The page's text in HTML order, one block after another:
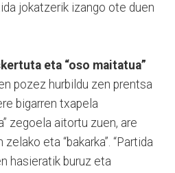
jokatzerik izango ote duen
eta “oso maitatua”
pozez hurbildu zen prentsa
bigarren txapela
zegoela aitortu zuen, are
eta “bakarka”. “Partida
hasieratik buruz eta